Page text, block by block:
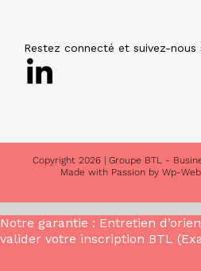
Restez connecté et suivez-nous
Copyright 2026 | Groupe BTL -
Made with Passion by Wp-Web
Notre garantie : Entretien
valider votre inscription BTL